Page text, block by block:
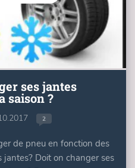
ses jantes
saison ?
2
de pneu en fonction des
jantes? Doit on changer ses